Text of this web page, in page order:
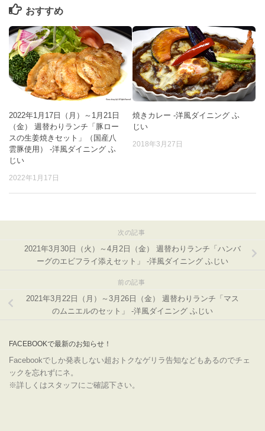
おすすめ
2022年1月17日（月）～1月21日
（金） 週替わりランチ「豚ロー
スの生姜焼きセット」（国産八
雲豚使用） -洋風ダイニング ふ
じい
2022年1月17日
焼きカレー -洋風ダイニング ふ
じい
2018年3月27日
次の記事
2021年3月30日（火）～4月2日（金） 週替わりランチ「ハンバ
ーグのエビフライ添えセット」 -洋風ダイニング ふじい
前の記事
2021年3月22日（月）～3月26日（金） 週替わりランチ「マス
のムニエルのセット」 -洋風ダイニング ふじい
FACEBOOKで最新のお知らせ！
Facebookでしか発表しない超おトクなゲリラ告知などもあるのでチェ
ックを忘れずにネ。
※詳しくはスタッフにご確認下さい。